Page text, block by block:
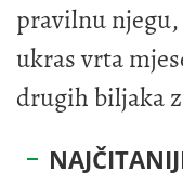
pravilnu
ukras vrta
drugih biljaka